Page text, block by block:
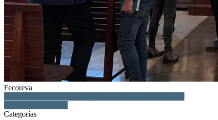
Fecoreva
Categorías